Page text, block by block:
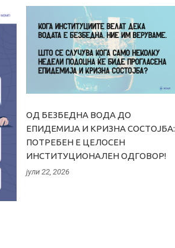
ОД БЕЗБЕДНА ВОДА ДО
ЕПИДЕМИЈА И КРИЗНА СОСТОЈБА:
ПОТРЕБЕН Е ЦЕЛОСЕН
ИНСТИТУЦИОНАЛЕН ОДГОВОР!
јули 22, 2026